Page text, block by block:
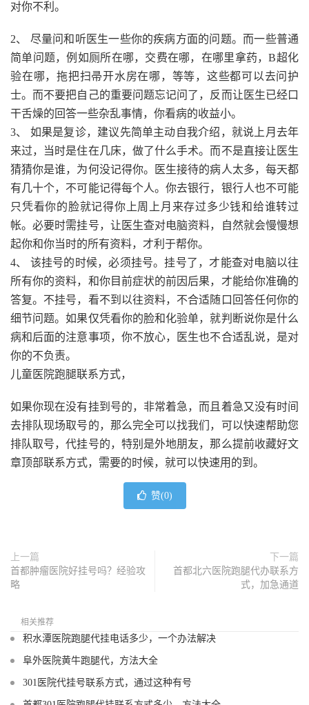
对你不利。
2、 尽量问和听医生一些你的疾病方面的问题。而一些普通
简单问题，例如厕所在哪，交费在哪，在哪里拿药，B超化
验在哪，拖把扫帚开水房在哪，等等，这些都可以去问护
士。而不要把自己的重要问题忘记问了，反而让医生已经口
干舌燥的回答一些杂乱事情，你看病的收益小。
3、 如果是复诊，建议先简单主动自我介绍，就说上月去年
来过，当时是住在几床，做了什么手术。而不是直接让医生
猜猜你是谁，为何没记得你。医生接待的病人太多，每天都
有几十个，不可能记得每个人。你去银行，银行人也不可能
只凭看你的脸就记得你上周上月来存过多少钱和给谁转过
帐。必要时需挂号，让医生查对电脑资料，自然就会慢慢想
起你和你当时的所有资料，才利于帮你。
4、 该挂号的时候，必须挂号。挂号了，才能查对电脑以往
所有你的资料，和你目前症状的前因后果，才能给你准确的
答复。不挂号，看不到以往资料，不合适随口回答任何你的
细节问题。如果仅凭看你的脸和化验单，就判断说你是什么
病和后面的注意事项，你不放心，医生也不合适乱说，是对
你的不负责。
儿童医院跑腿联系方式，
如果你现在没有挂到号的，非常着急，而且着急又没有时间
去排队现场取号的，那么完全可以找我们，可以快速帮助您
排队取号，代挂号的，特别是外地朋友，那么提前收藏好文
章顶部联系方式，需要的时候，就可以快速用的到。
赞(0)
上一篇
首都肿瘤医院好挂号吗？经验攻
略
下一篇
首都北六医院跑腿代办联系方
式，加急通道
相关推荐
积水潭医院跑腿代挂电话多少，一个办法解决
阜外医院黄牛跑腿代，方法大全
301医院代挂号联系方式，通过这种有号